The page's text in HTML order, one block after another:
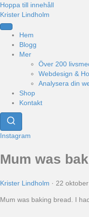
Hoppa till innehåll
Krister Lindholm
Hem
Blogg
Mer
Över 200
Webdesign &
Analysera din
Shop
Kontakt
Instagram
Mum was
Krister Lindholm · 22
Mum was baking bread. I